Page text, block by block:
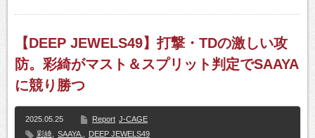
【DEEP JEWELS49】打撃・TDの激しい攻
防。彩綺がマスト＆スプリット判定でSAAYA
に競り勝つ
2025.05.25 Report J-CAGE
彩綺
SAAYA. DEEP JEWELS49